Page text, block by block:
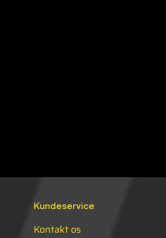
Kundeservice
Kontakt os